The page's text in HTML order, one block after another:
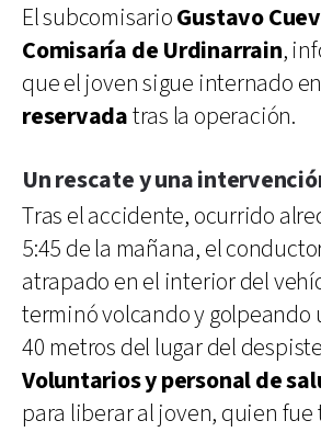
El subcomisarioGustavo
Comisaría de Urdinarrain,
que el joven sigue internado en
reservadatras la operación.
Un rescate y una
Tras el accidente, ocurrido
5:45 de la mañana, el
atrapado en el interior del
terminó volcando y golpeando
40 metros del lugar del
Voluntarios y personal de
para liberar al joven, quien fue